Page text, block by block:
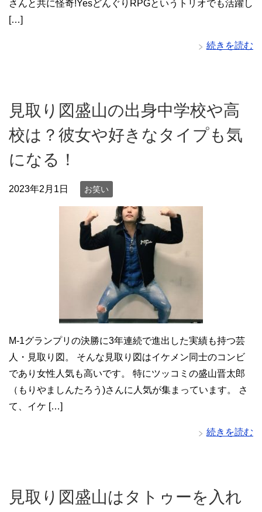
さんと共に怪奇!YesどんぐりRPGというトリオでも活躍し
[…]
続きを読む
見取り図盛山の出身中学校や高
校は？彼女や好きなタイプも気
になる！
2023年2月1日 お笑い
M-1グランプリの決勝に3年連続で進出した実績も持つ芸
人・見取り図。 そんな見取り図はイケメン同士のコンビ
であり女性人気も高いです。 特にツッコミの盛山晋太郎
（もりやましんたろう)さんに人気が集まっています。 さ
て、イケ […]
続きを読む
見取り図盛山はタトゥーを入れ